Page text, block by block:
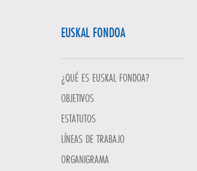
EUSKAL FONDOA
¿QUÉ ES EUSKAL FONDOA?
OBJETIVOS
ESTATUTOS
LÍNEAS DE TRABAJO
ORGANIGRAMA